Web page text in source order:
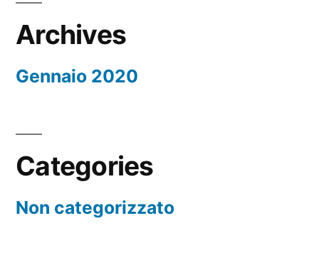
Archives
Gennaio 2020
Categories
Non categorizzato